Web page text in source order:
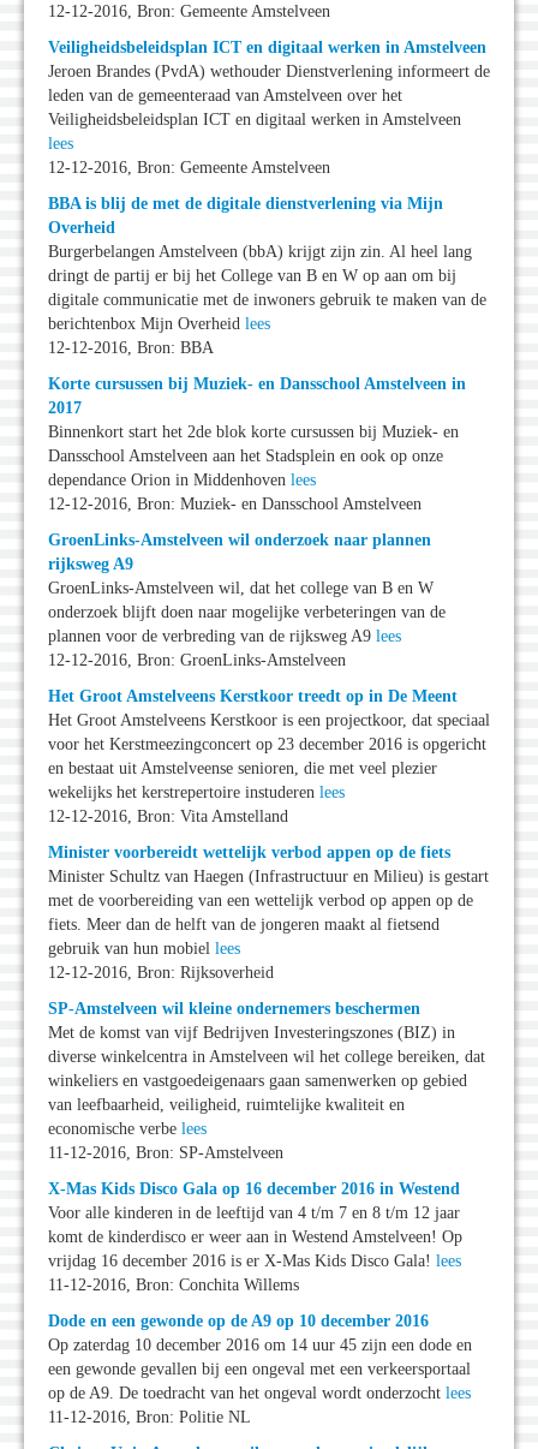
12-12-2016, Bron: Gemeente Amstelveen
Veiligheidsbeleidsplan ICT en digitaal werken in Amstelveen
Jeroen Brandes (PvdA) wethouder Dienstverlening informeert de
leden van de gemeenteraad van Amstelveen over het
Veiligheidsbeleidsplan ICT en digitaal werken in Amstelveen
lees
12-12-2016, Bron: Gemeente Amstelveen
BBA is blij de met de digitale dienstverlening via Mijn
Overheid
Burgerbelangen Amstelveen (bbA) krijgt zijn zin. Al heel lang
dringt de partij er bij het College van B en W op aan om bij
digitale communicatie met de inwoners gebruik te maken van de
berichtenbox Mijn Overheid lees
12-12-2016, Bron: BBA
Korte cursussen bij Muziek- en Dansschool Amstelveen in
2017
Binnenkort start het 2de blok korte cursussen bij Muziek- en
Dansschool Amstelveen aan het Stadsplein en ook op onze
dependance Orion in Middenhoven lees
12-12-2016, Bron: Muziek- en Dansschool Amstelveen
GroenLinks-Amstelveen wil onderzoek naar plannen
rijksweg A9
GroenLinks-Amstelveen wil, dat het college van B en W
onderzoek blijft doen naar mogelijke verbeteringen van de
plannen voor de verbreding van de rijksweg A9 lees
12-12-2016, Bron: GroenLinks-Amstelveen
Het Groot Amstelveens Kerstkoor treedt op in De Meent
Het Groot Amstelveens Kerstkoor is een projectkoor, dat speciaal
voor het Kerstmeezingconcert op 23 december 2016 is opgericht
en bestaat uit Amstelveense senioren, die met veel plezier
wekelijks het kerstrepertoire instuderen lees
12-12-2016, Bron: Vita Amstelland
Minister voorbereidt wettelijk verbod appen op de fiets
Minister Schultz van Haegen (Infrastructuur en Milieu) is gestart
met de voorbereiding van een wettelijk verbod op appen op de
fiets. Meer dan de helft van de jongeren maakt al fietsend
gebruik van hun mobiel lees
12-12-2016, Bron: Rijksoverheid
SP-Amstelveen wil kleine ondernemers beschermen
Met de komst van vijf Bedrijven Investeringszones (BIZ) in
diverse winkelcentra in Amstelveen wil het college bereiken, dat
winkeliers en vastgoedeigenaars gaan samenwerken op gebied
van leefbaarheid, veiligheid, ruimtelijke kwaliteit en
economische verbe lees
11-12-2016, Bron: SP-Amstelveen
X-Mas Kids Disco Gala op 16 december 2016 in Westend
Voor alle kinderen in de leeftijd van 4 t/m 7 en 8 t/m 12 jaar
komt de kinderdisco er weer aan in Westend Amstelveen! Op
vrijdag 16 december 2016 is er X-Mas Kids Disco Gala! lees
11-12-2016, Bron: Conchita Willems
Dode en een gewonde op de A9 op 10 december 2016
Op zaterdag 10 december 2016 om 14 uur 45 zijn een dode en
een gewonde gevallen bij een ongeval met een verkeersportaal
op de A9. De toedracht van het ongeval wordt onderzocht lees
11-12-2016, Bron: Politie NL